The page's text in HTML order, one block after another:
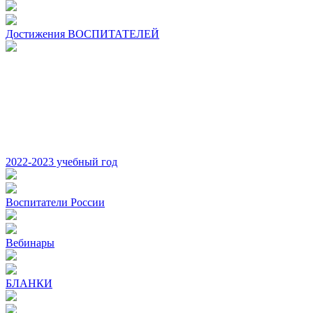
Достижения ВОСПИТАТЕЛЕЙ
2022-2023 учебный год
Воспитатели России
Вебинары
БЛАНКИ